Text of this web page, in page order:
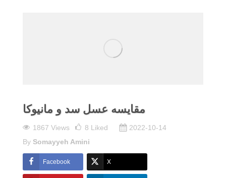
مقایسه عسل سد و مانیوکا
1867 Views 8 Liked
2022-10-14
By Somayyeh Amini
Facebook X